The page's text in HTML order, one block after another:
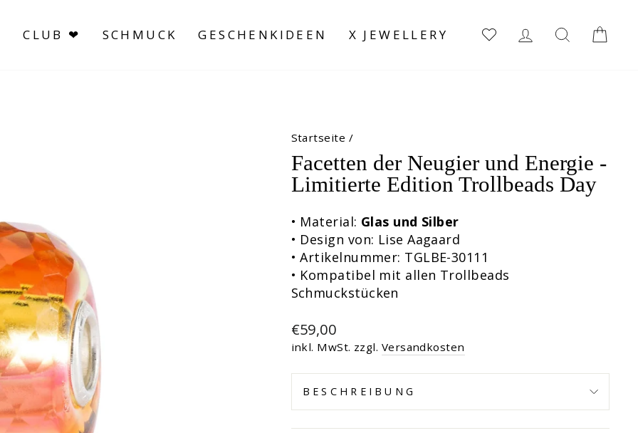
CLUB ❤ SCHMUCK GESCHENKIDEEN X JEWELLERY EINLOGGEN
SUCHE
Startseite /
Facetten der Neugier und Energie -
Limitierte Edition Trollbeads Day
• Material: Glas und Silber
• Design von: Lise Aagaard
• Artikelnummer: TGLBE-30111
• Kompatibel mit allen Trollbeads
Schmuckstücken
Normaler
Preis
€59,00
inkl. MwSt. zzgl. Versandkosten
BESCHREIBUNG